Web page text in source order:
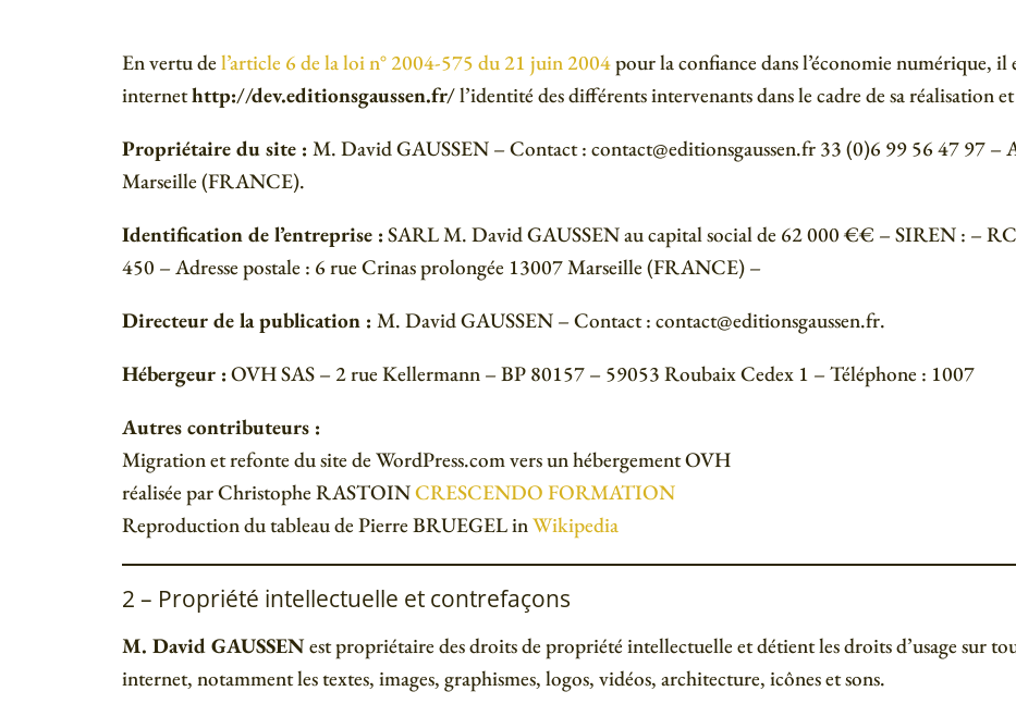
En vertu de l’article 6 de la loi n° 2004-575 du 21 juin 2004pour la confiance dans l’économie numérique, il
internethttp://dev.editionsgaussen.fr/l’identité des différents intervenants dans le cadre de sa réalisation
Propriétaire du site : M. David GAUSSEN – Contact : contact@editionsgaussen.fr 33 (0)6 99 56 47 97 –
Marseille (FRANCE).
Identification de l’entreprise : SARL M. David GAUSSEN au capital social de 62 000 €€ – SIREN : –
450 – Adresse postale : 6 rue Crinas prolongée 13007 Marseille (FRANCE) –
Directeur de la publication : M. David GAUSSEN – Contact : contact@editionsgaussen.fr.
Hébergeur : OVH SAS – 2 rue Kellermann – BP 80157 – 59053 Roubaix Cedex 1 – Téléphone : 1007
Autres contributeurs :
Migration et refonte du site de WordPress.com vers un hébergement OVH
réalisée par Christophe RASTOINCRESCENDO FORMATION
Reproduction du tableau de Pierre BRUEGEL inWikipedia
2 – Propriété intellectuelle et contrefaçons
M. David GAUSSENest propriétaire des droits de propriété intellectuelle et détient les droits d’usage sur
internet, notamment les textes, images, graphismes, logos, vidéos, architecture, icônes et sons.